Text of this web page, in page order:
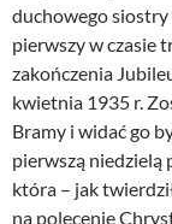
duchowego siostry
pierwszy w czasie
zakończenia
kwietnia 1935 r.
Bramy i widać go
pierwszą niedzielą
która – jak
na polecenie